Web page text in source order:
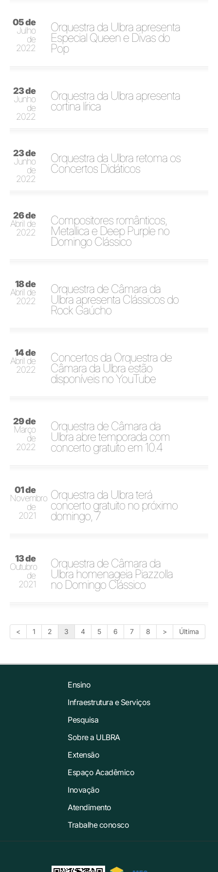
05 de
Julho
de
2022
Orquestra da Ulbra apresenta
Especial Queen e Divas do
Pop
23 de
Junho
de
2022
Orquestra da Ulbra apresenta
cortina lírica
23 de
Junho
de
2022
Orquestra da Ulbra retoma os
Concertos Didáticos
26 de
Abril de
2022
Compositores românticos,
Metallica e Deep Purple no
Domingo Clássico
18 de
Abril de
2022
Orquestra de Câmara da
Ulbra apresenta Clássicos do
Rock Gaúcho
14 de
Abril de
2022
Concertos da Orquestra de
Câmara da Ulbra estão
disponíveis no YouTube
29 de
Março
de
2022
Orquestra de Câmara da
Ulbra abre temporada com
concerto gratuito em 10.4
01 de
Novembro
de
2021
Orquestra da Ulbra terá
concerto gratuito no próximo
domingo, 7
13 de
Outubro
de
2021
Orquestra de Câmara da
Ulbra homenageia Piazzolla
no Domingo Clássico
< 1 2 3 4 5 6 7 8 > Última
Ensino
Infraestrutura e Serviços
Pesquisa
Sobre a ULBRA
Extensão
Espaço Acadêmico
Inovação
Atendimento
Trabalhe conosco